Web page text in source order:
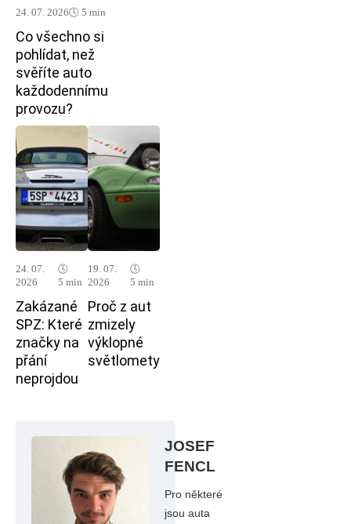
24. 07. 2026🕓 5 min
Co všechno si
pohlídat, než
svěříte auto
každodennímu
provozu?
24. 07.
2026
🕓
5 min
Zakázané
SPZ: Které
značky na
přání
neprojdou
19. 07.
2026
🕓
5 min
Proč z aut
zmizely
výklopné
světlomety
JOSEF
FENCL
Pro některé
jsou auta